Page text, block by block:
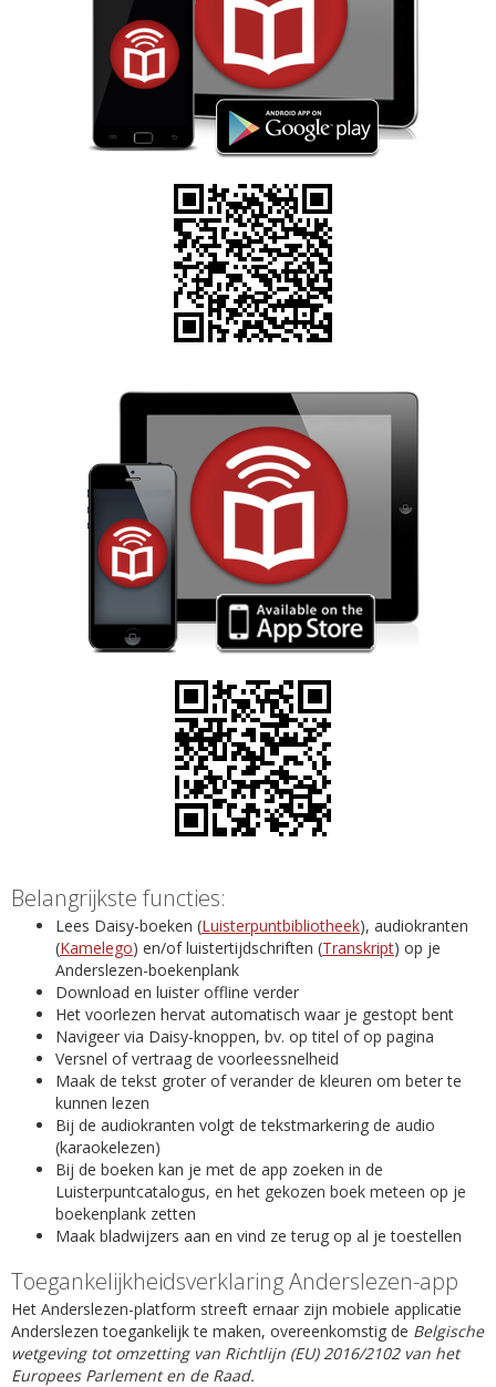
Belangrijkste functies:
Lees Daisy-boeken (Luisterpuntbibliotheek), audiokranten
(Kamelego) en/of luistertijdschriften (Transkript) op je
Anderslezen-boekenplank
Download en luister offline verder
Het voorlezen hervat automatisch waar je gestopt bent
Navigeer via Daisy-knoppen, bv. op titel of op pagina
Versnel of vertraag de voorleessnelheid
Maak de tekst groter of verander de kleuren om beter te
kunnen lezen
Bij de audiokranten volgt de tekstmarkering de audio
(karaokelezen)
Bij de boeken kan je met de app zoeken in de
Luisterpuntcatalogus, en het gekozen boek meteen op je
boekenplank zetten
Maak bladwijzers aan en vind ze terug op al je toestellen
Toegankelijkheidsverklaring Anderslezen-app
Het Anderslezen-platform streeft ernaar zijn mobiele applicatie
Anderslezen toegankelijk te maken, overeenkomstig de Belgische
wetgeving tot omzetting van Richtlijn (EU) 2016/2102 van het
Europees Parlement en de Raad.